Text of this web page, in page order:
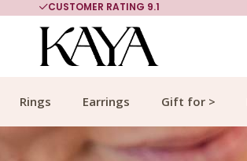
MORE THAN 700,000 SATISFIED CUSTOMERS
Rings Earrings Gift for >